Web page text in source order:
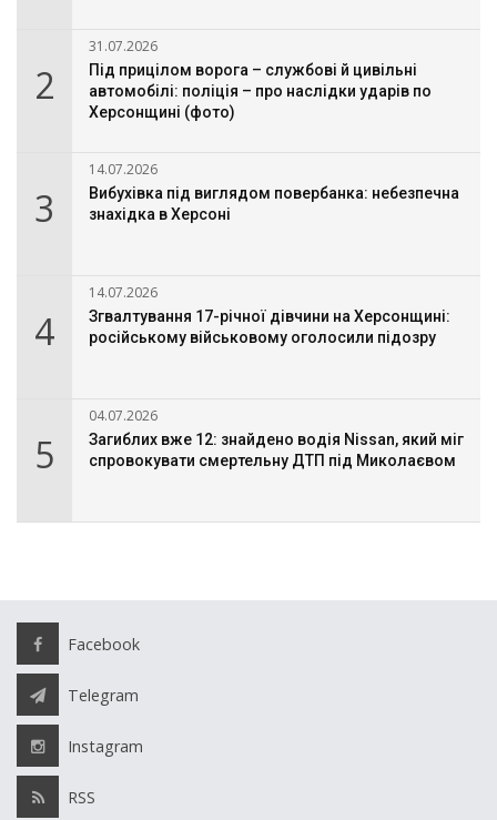
2
31.07.2026
Під прицілом ворога – службові й цивільні
автомобілі: поліція – про наслідки ударів по
Херсонщині (фото)
3
14.07.2026
Вибухівка під виглядом повербанка: небезпечна
знахідка в Херсоні
4
14.07.2026
Згвалтування 17-річної дівчини на Херсонщині:
російському військовому оголосили підозру
5
04.07.2026
Загиблих вже 12: знайдено водія Nissan, який міг
спровокувати смертельну ДТП під Миколаєвом
Facebook
Telegram
Instagram
RSS